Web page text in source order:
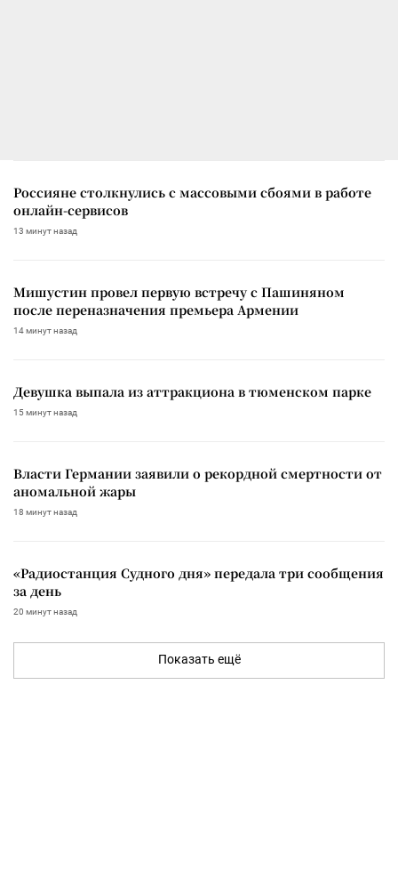
Россияне столкнулись с массовыми сбоями в работе
онлайн-сервисов
13 минут назад
Мишустин провел первую встречу с Пашиняном
после переназначения премьера Армении
14 минут назад
Девушка выпала из аттракциона в тюменском парке
15 минут назад
Власти Германии заявили о рекордной смертности от
аномальной жары
18 минут назад
«Радиостанция Судного дня» передала три сообщения
за день
20 минут назад
Показать ещё